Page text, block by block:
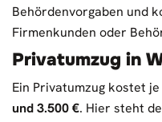
Behördenvorgaben und
Firmenkunden oder
Privatumzug in
Ein Privatumzug kostet
und 3.500 €. Hier steht